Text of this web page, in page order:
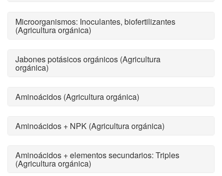
Microorganismos: Inoculantes, biofertilizantes
(Agricultura orgánica)
Jabones potásicos orgánicos (Agricultura
orgánica)
Aminoácidos (Agricultura orgánica)
Aminoácidos + NPK (Agricultura orgánica)
Aminoácidos + elementos secundarios: Triples
(Agricultura orgánica)